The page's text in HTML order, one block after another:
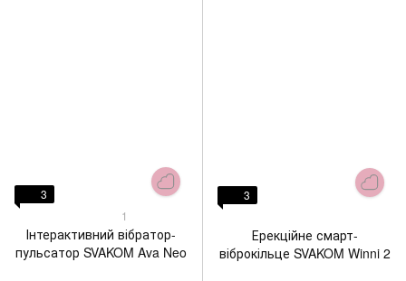
3
1
Інтерактивний вібратор-
пульсатор SVAKOM Ava Neo
3
Ерекційне смарт-
віброкільце SVAKOM Winni 2